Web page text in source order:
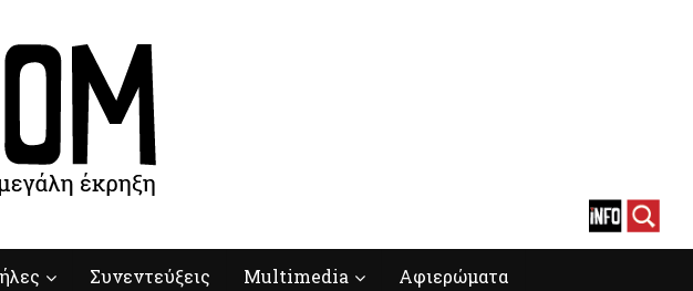
Συνεντεύξεις Multimedia Αφιερώματα